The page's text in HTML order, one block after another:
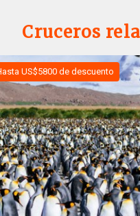
Cruceros
US$5800 de descuento